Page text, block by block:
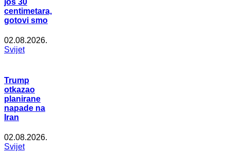
centimetara,
gotovi smo
02.08.2026.
Svijet
Trump
otkazao
planirane
napade na
Iran
02.08.2026.
Svijet